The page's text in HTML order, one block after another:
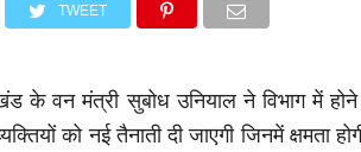
TWEET
के वन मंत्री सुबोध उनियाल ने विभाग में
को नई तैनाती दी जाएगी जिनमें क्षमता